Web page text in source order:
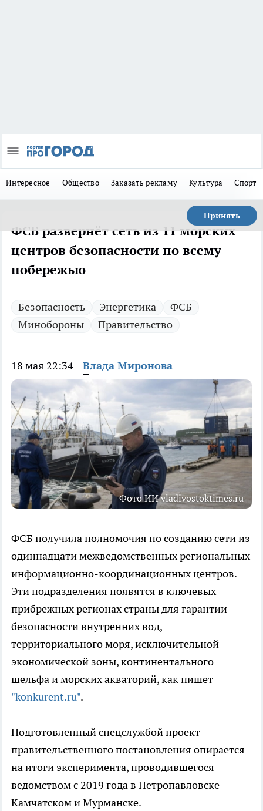
Интересное Общество Заказать рекламу Культура Спорт
Принять
ФСБ развернёт сеть из 11 морских
центров безопасности по всему
побережью
Безопасность Энергетика
ФСБ
Минобороны
Правительство
18 мая 22:34 Влада Миронова
Фото ИИ vladivostoktimes.ru
ФСБ получила полномочия по созданию сети из
одиннадцати межведомственных региональных
информационно-координационных центров.
Эти подразделения появятся в ключевых
прибрежных регионах страны для гарантии
безопасности внутренних вод,
территориального моря, исключительной
экономической зоны, континентального
шельфа и морских акваторий, как пишет
"konkurent.ru".
Подготовленный спецслужбой проект
правительственного постановления опирается
на итоги эксперимента, проводившегося
ведомством с 2019 года в Петропавловске-
Камчатском и Мурманске.